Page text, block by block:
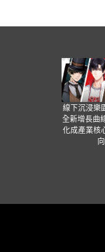
線下沉浸樂
全新增長曲
化成產業核
向